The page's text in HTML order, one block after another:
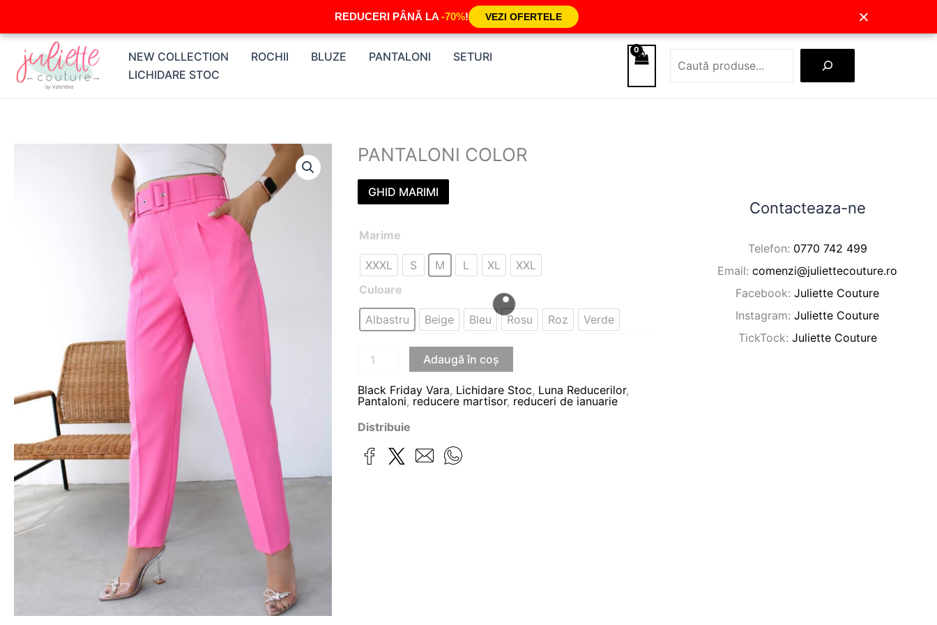
REDUCERI PÂNĂ LA -70%! VEZI OFERTELE ×
NEW COLLECTION
ROCHII BLUZE PANTALONI
SETURI
LICHIDARE STOC
Caută
PANTALONI COLOR
GHID MARIMI
Marime
XXXL S M L XL
XXL
Culoare
Albastru Beige Bleu Rosu Roz Verde
Cantitate
COLOR
Adaugă în coș
Black Friday Vara, Lichidare Stoc, Luna Reducerilor,
Pantaloni, reducere martisor, reduceri de ianuarie
Distribuie
Contacteaza-ne
Telefon: 0770 742 499
Email:comenzi@juliettecouture.ro
Facebook:Juliette Couture
Instagram:Juliette Couture
TickTock: Juliette Couture